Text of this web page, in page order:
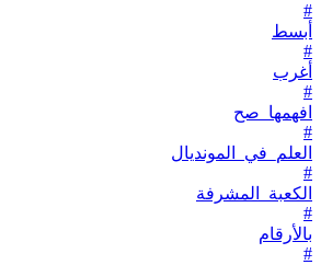
#
أبسط
#
أغرب
#
افهمها_صح
#
العلم_في_المونديال
#
الكعبة_المشرفة
#
بالأرقام
#